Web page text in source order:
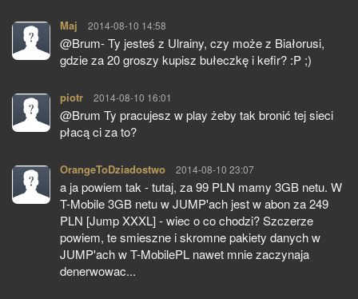
Maj pisze:
2014-08-10 14:58
@Brum- Ty jesteś z Ulrainy, czy może z Białorusi,
gdzie za 20 groszy kupisz bułeczkę i kefir? :P ;)
piotr pisze:
2014-08-10 16:01
@Brum Ty pracujesz w play żeby tak bronić tej sieci
płacą ci za to?
OrangeToDziadostwo pisze:
2014-08-10 23:07
a ja powiem tak - tutaj, za 99 PLN mamy 3GB netu. W
T-Mobile 3GB netu w JUMP'ach jest w abon za 249
PLN [Jump XXXL] - wiec o co chodzi? Szczerze
powiem, te smieszne i skromne pakiety danych w
JUMP'ach w T-MobilePL nawet mnie zaczynaja
denerwowac...